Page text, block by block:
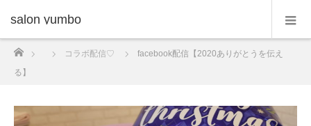
salon yumbo
コラボ配信♡
facebook配信【2020ありがとうを伝え
る】